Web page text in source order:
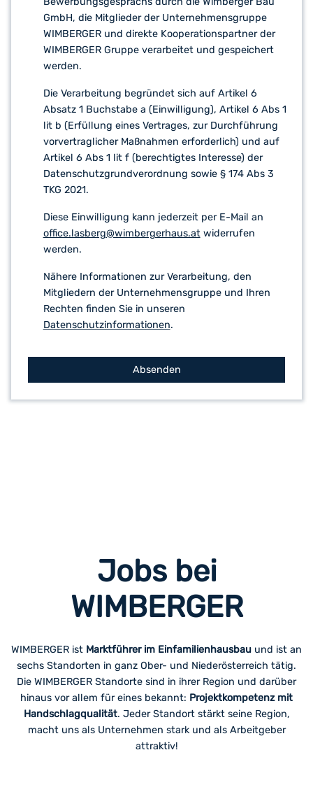
GmbH, die Mitglieder der Unternehmensgruppe
WIMBERGER und direkte Kooperationspartner der
WIMBERGER Gruppe verarbeitet und gespeichert
werden.
Die Verarbeitung begründet sich auf Artikel 6
Absatz 1 Buchstabe a (Einwilligung), Artikel 6 Abs 1
lit b (Erfüllung eines Vertrages, zur Durchführung
vorvertraglicher Maßnahmen erforderlich) und auf
Artikel 6 Abs 1 lit f (berechtigtes Interesse) der
Datenschutzgrundverordnung sowie § 174 Abs 3
TKG 2021.
Diese Einwilligung kann jederzeit per E-Mail an
office.lasberg@wimbergerhaus.atwiderrufen
werden.
Nähere Informationen zur Verarbeitung, den
Mitgliedern der Unternehmensgruppe und Ihren
Rechten finden Sie in unseren
Datenschutzinformationen.
Absenden
Jobs bei
WIMBERGER
WIMBERGER ist Marktführer im Einfamilienhausbau und ist an
sechs Standorten in ganz Ober- und Niederösterreich tätig.
Die WIMBERGER Standorte sind in ihrer Region und darüber
hinaus vor allem für eines bekannt: Projektkompetenz mit
Handschlagqualität. Jeder Standort stärkt seine Region,
macht uns als Unternehmen stark und als Arbeitgeber
attraktiv!